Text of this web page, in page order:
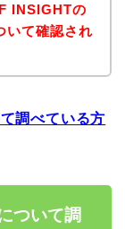
INSIGHTの
いて確認され
調べている方
ついて調